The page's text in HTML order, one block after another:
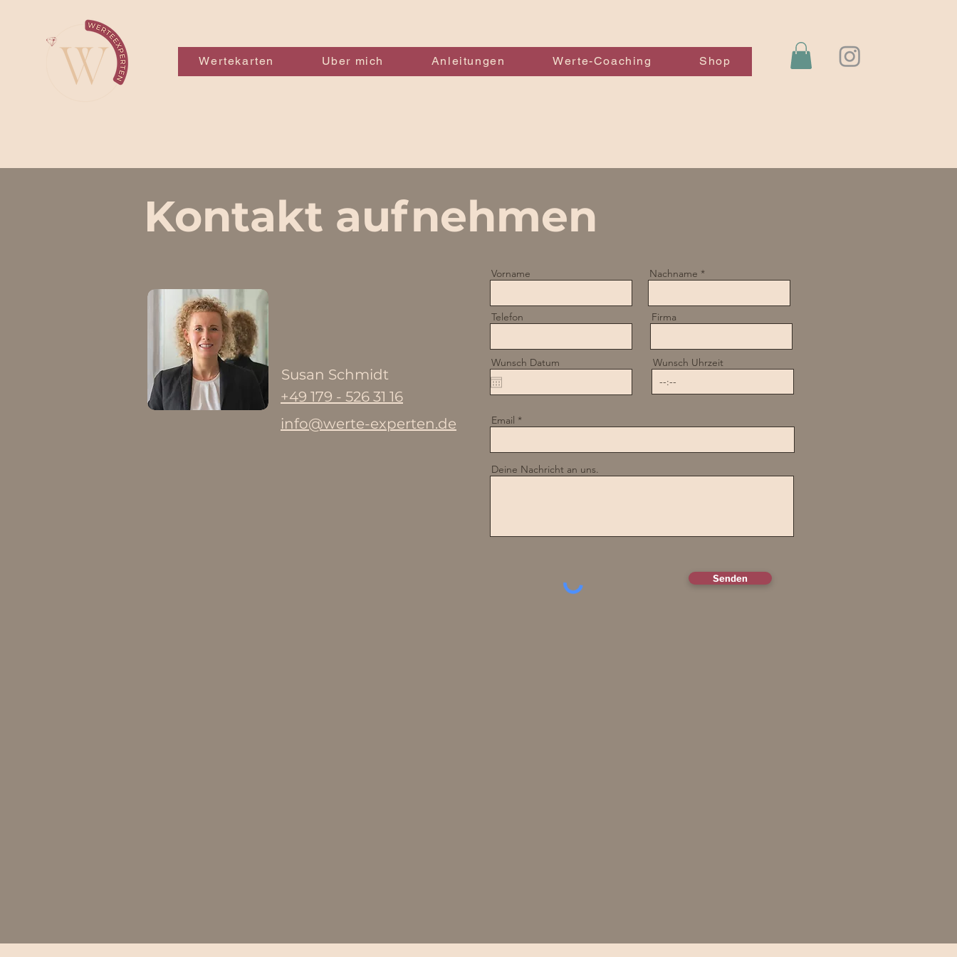
Wertekarten Uber mich Anleitungen Werte-Coaching Shop
Kontakt aufnehmen
Susan Schmidt
+49 179 - 526 31 16
info@werte-experten.de
Vorname
Telefon
Wunsch Datum
Nachname
Firma
Wunsch Uhrzeit
Email
Deine Nachricht an uns.
Senden